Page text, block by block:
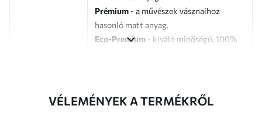
Prémium - a művészek vásznaihoz
hasonló matt anyag.
Eco-Premium - kiváló minőségű, 100%
Cikkszám s47486
VÉLEMÉNYEK A TERMÉKRŐL